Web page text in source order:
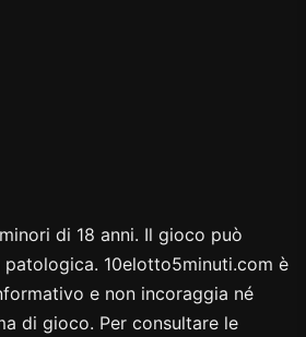
di 18 anni. Il gioco può
patologica. 10elotto5minuti.com è
e non incoraggia né
di gioco. Per consultare le